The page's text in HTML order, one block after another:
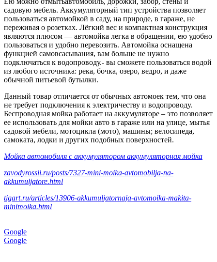
садовую мебель. Аккумуляторный тип устройства позволяет
пользоваться автомойкой в саду, на природе, в гараже, не
переживая о розетках. Лёгкий вес и компактная конструкция
являются плюсом — автомойка легка в обращении, ею удобно
пользоваться и удобно перевозить. Автомойка оснащена
функцией самовсасывания, вам больше не нужно
подключаться к водопроводу.- вы сможете пользоваться водой
из любого источника: река, бочка, озеро, ведро, и даже
обычной питьевой бутылки.
Данный товар отличается от обычных автомоек тем, что она
не требует подключения к электричеству и водопроводу.
Беспроводная мойка работает на аккумуляторе – это позволяет
ее использовать для мойки авто в гараже или на улице, мытья
садовой мебели, мотоцикла (мото), машины; велосипеда,
самоката, лодки и других подобных поверхностей.
Мойка автомобиля с аккумулятором аккумуляторная мойка
zavodyrossii.ru/posts/7327-mini-moika-avtomobilja-na-
akkumuljatore.html
tigart.ru/articles/13906-akkumuljatornaja-avtomoika-makita-
minimoika.html
Google
Google